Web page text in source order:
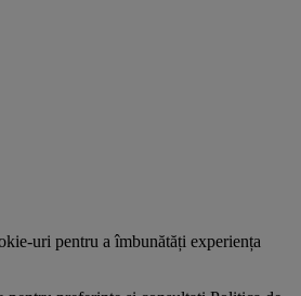
uri pentru a îmbunătăți experiența